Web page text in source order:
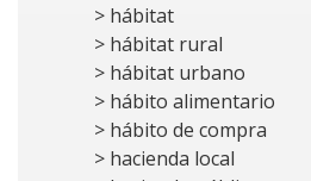
> hábitat
> hábitat rural
> hábitat urbano
> hábito alimentario
> hábito de compra
> hacienda local